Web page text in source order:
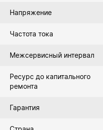
Напряжение
Частота тока
Межсервисный интервал
Ресурс до капитального
ремонта
Гарантия